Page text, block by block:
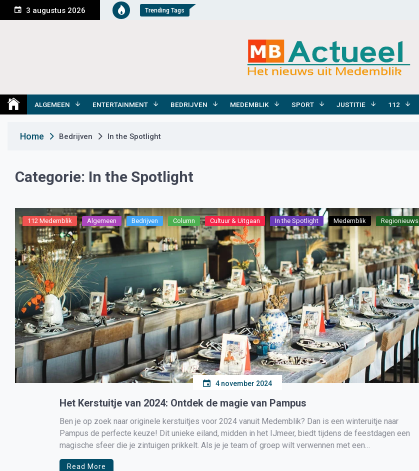
n
e
3 augustus 2026 Trending Tags
Medemblik Actueel
ALGEMEEN ENTERTAINMENT BEDRIJVEN MEDEMBLIK SPORT JUSTITIE 112
Home Bedrijven In the Spotlight
Categorie: In the Spotlight
112 Medemblik Algemeen Bedrijven Column Cultuur & Uitgaan In the Spotlight Medemblik Regionieuws
4 november 2024
Het Kerstuitje van 2024: Ontdek de magie van Pampus
Ben je op zoek naar originele kerstuitjes voor 2024 vanuit Medemblik? Dan is een winteruitje naar
Pampus de perfecte keuze! Dit unieke eiland, midden in het IJmeer, biedt tijdens de feestdagen een
magische sfeer die je zintuigen prikkelt. Als je je team of groep wilt verwennen met een
onvergetelijke ervaring, […]
Read More